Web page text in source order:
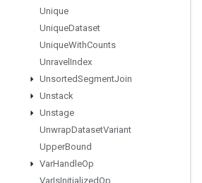
Unique
UniqueDataset
UniqueWithCounts
Unravel Index
UnsortedSegmentJoin
Unstack
Unstage
UnwrapDatasetVariant
UpperBound
VarHandleOp
VarIsInitializedOp